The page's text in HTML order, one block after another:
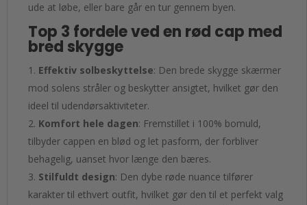
ude at løbe, eller bare går en tur gennem byen.
Top 3 fordele ved en rød cap med
bred skygge
Effektiv solbeskyttelse: Den brede skygge skærmer
mod solens stråler og beskytter ansigtet, hvilket gør den
ideel til udendørsaktiviteter.
Komfort hele dagen: Fremstillet i 100% bomuld,
tilbyder cappen en blød og let pasform, der forbliver
behagelig, uanset hvor længe den bæres.
Stilfuldt design: Den dybe røde nuance tilfører
karakter til ethvert outfit, hvilket gør den til et perfekt valg